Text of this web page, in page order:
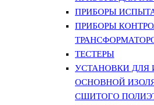
ПРИБОРЫ
ПРИБОРЫ
ТЕСТЕРЫ
УСТАНОВКИ ДЛЯ
ОСНОВНОЙ
СШИТОГО